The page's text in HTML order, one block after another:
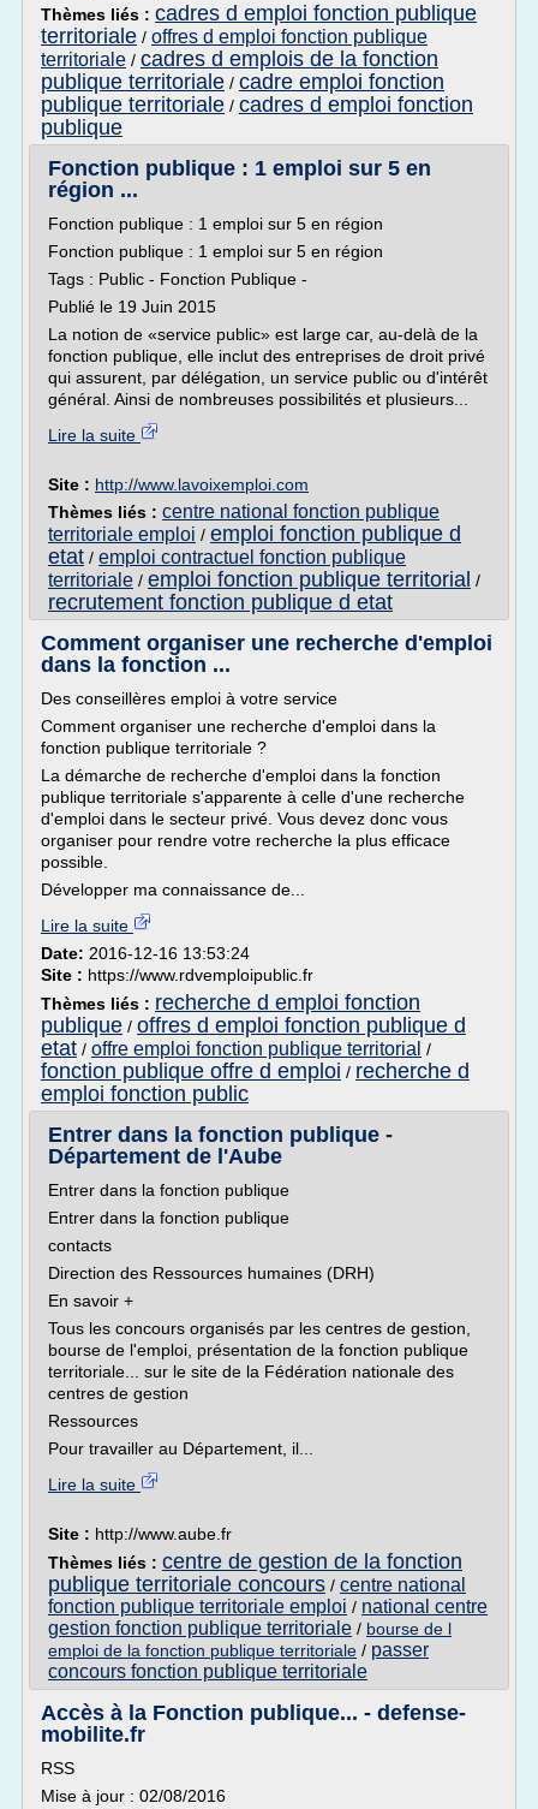
Thèmes liés : cadres d emploi fonction publique
territoriale / offres d emploi fonction publique
territoriale / cadres d emplois de la fonction
publique territoriale / cadre emploi fonction
publique territoriale / cadres d emploi fonction
publique
Fonction publique : 1 emploi sur 5 en
région ...
Fonction publique : 1 emploi sur 5 en région
Fonction publique : 1 emploi sur 5 en région
Tags : Public - Fonction Publique -
Publié le 19 Juin 2015
La notion de «service public» est large car, au-delà de la
fonction publique, elle inclut des entreprises de droit privé
qui assurent, par délégation, un service public ou d'intérêt
général. Ainsi de nombreuses possibilités et plusieurs...
Lire la suite
Site : http://www.lavoixemploi.com
Thèmes liés : centre national fonction publique
territoriale emploi / emploi fonction publique d
etat / emploi contractuel fonction publique
territoriale / emploi fonction publique territorial /
recrutement fonction publique d etat
Comment organiser une recherche d'emploi
dans la fonction ...
Des conseillères emploi à votre service
Comment organiser une recherche d'emploi dans la
fonction publique territoriale ?
La démarche de recherche d'emploi dans la fonction
publique territoriale s'apparente à celle d'une recherche
d'emploi dans le secteur privé. Vous devez donc vous
organiser pour rendre votre recherche la plus efficace
possible.
Développer ma connaissance de...
Lire la suite
Date: 2016-12-16 13:53:24
Site : https://www.rdvemploipublic.fr
Thèmes liés : recherche d emploi fonction
publique / offres d emploi fonction publique d
etat / offre emploi fonction publique territorial /
fonction publique offre d emploi / recherche d
emploi fonction public
Entrer dans la fonction publique -
Département de l'Aube
Entrer dans la fonction publique
Entrer dans la fonction publique
contacts
Direction des Ressources humaines (DRH)
En savoir +
Tous les concours organisés par les centres de gestion,
bourse de l'emploi, présentation de la fonction publique
territoriale... sur le site de la Fédération nationale des
centres de gestion
Ressources
Pour travailler au Département, il...
Lire la suite
Site : http://www.aube.fr
Thèmes liés : centre de gestion de la fonction
publique territoriale concours / centre national
fonction publique territoriale emploi / national centre
gestion fonction publique territoriale / bourse de l
emploi de la fonction publique territoriale / passer
concours fonction publique territoriale
Accès à la Fonction publique... - defense-
mobilite.fr
RSS
Mise à jour : 02/08/2016